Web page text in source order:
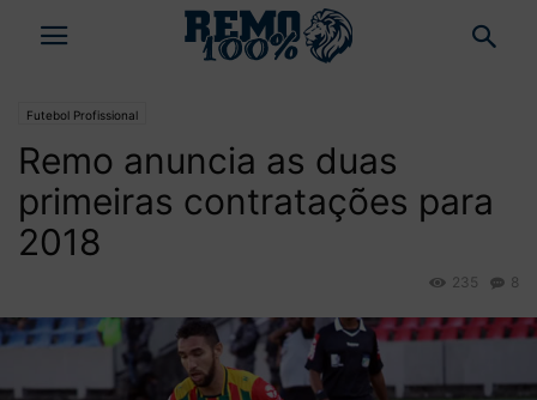
Futebol Profissional
Remo anuncia as duas
primeiras contratações para
2018
8
235